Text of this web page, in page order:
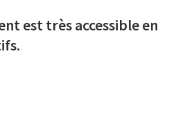
est très accessible en